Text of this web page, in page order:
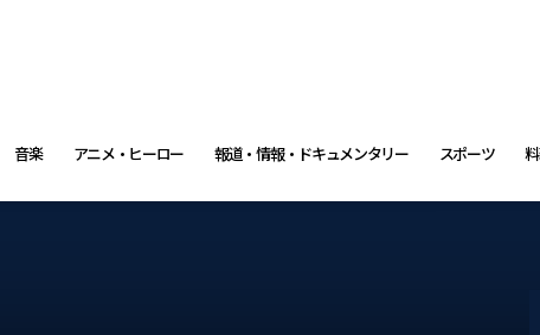
音楽 アニメ・ヒーロー 報道・情報・ドキュメンタリー スポーツ